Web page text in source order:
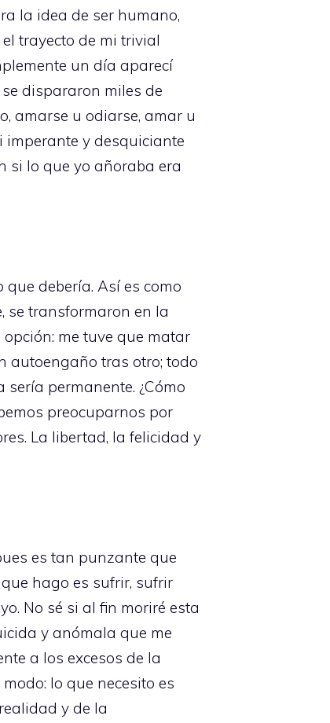
la idea de ser humano,
trayecto de mi trivial
un día aparecí
dispararon miles de
amarse u odiarse, amar u
imperante y desquiciante
si lo que yo añoraba era
debería. Así es como
se transformaron en la
me tuve que matar
autoengaño tras otro; todo
permanente. ¿Cómo
preocuparnos por
La libertad, la felicidad y
es tan punzante que
hago es sufrir, sufrir
No sé si al fin moriré esta
y anómala que me
a los excesos de la
lo que necesito es
y de la